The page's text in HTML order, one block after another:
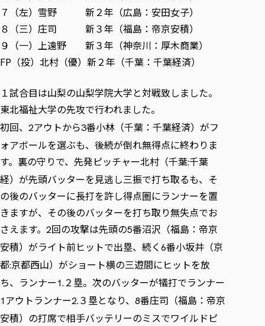
７（左）雪野 新２年（広島：安田女子）
８（三）庄司 新３年（福島：帝京安積）
９（一）上遠野 新３年（神奈川：厚木商業）
FP（投）北村（優）新２年（千葉：千葉経済）
１試合目は山梨の山梨学院大学と対戦致しました。
東北福祉大学の先攻で行われました。
初回、 2アウトから3番小林（千葉：千葉経済）がフ
ォアボールを選ぶも、後続が倒れ無得点に終わりま
す。裏の守りで、先発ピッチャー北村（千葉:千葉
経）が先頭バッターを見逃し三振で打ち取るも、そ
の後のバッターに長打を許し得点圏にランナーを置
きますが、その後のバッターを打ち取り無失点でお
さえます。 2回の攻撃は先頭の5番沼沢（福島：帝京
安積）がライト前ヒットで出塁、続く 6番小坂井（京
都:京都西山）がショート横の三遊間にヒットを放
ち、ランナー1. ２塁。次のバッターが犠打でランナー
1アウトランナー2.３塁となり、 8番庄司（福島：帝京
安積）の打席で相手バッテリーのミスでワイルドピ